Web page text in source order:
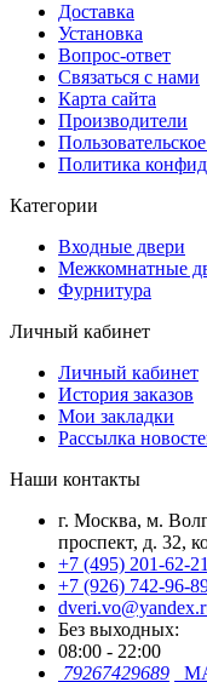
Доставка
Установка
Вопрос-ответ
Связаться с нами
Карта сайта
Производители
Политика
Категории
Входные двери
Межкомнатные
Фурнитура
Личный кабинет
Личный кабинет
История заказов
Мои закладки
Рассылка
Наши контакты
г. Москва, м.
проспект, д. 32,
+7 (495) 201-62-21
+7 (926) 742-96-
Без выходных:
08:00 - 22:00
79267429689